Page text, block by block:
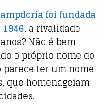
foi fundada
, a rivalidade
Não é bem
o próprio nome do
parece ter um nome
que homenageiam